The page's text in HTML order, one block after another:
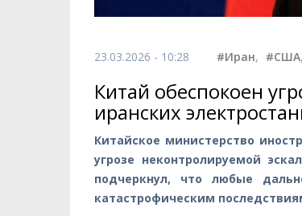
23.03.2026 - 10:28 #Иран, #США,
Китай обеспокоен
иранских
Китайское министерство
угрозе неконтролируемой
подчеркнул, что любые
катастрофическим